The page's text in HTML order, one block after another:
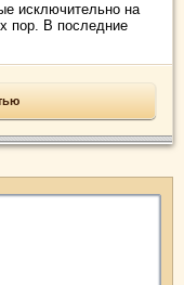
исключительно на
пор. В последние